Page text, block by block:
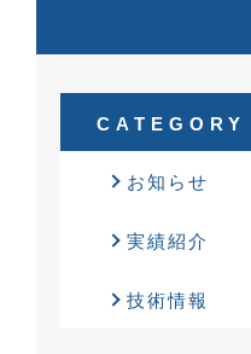
CATEGORY
お知らせ
実績紹介
技術情報